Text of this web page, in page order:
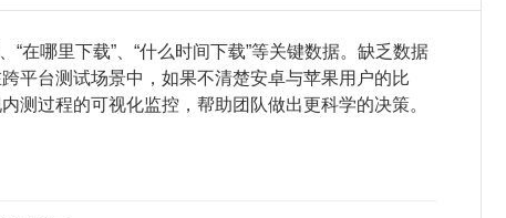
在哪里下载”、“什么时间下载”等关键数据。缺乏数据
平台测试场景中，如果不清楚安卓与苹果用户的比
测过程的可视化监控，帮助团队做出更科学的决策。